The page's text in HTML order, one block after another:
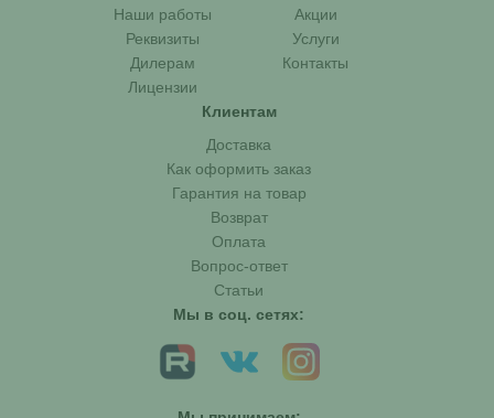
Наши работы
Акции
Реквизиты
Услуги
Дилерам
Контакты
Лицензии
Клиентам
Доставка
Как оформить заказ
Гарантия на товар
Возврат
Оплата
Вопрос-ответ
Статьи
Мы в соц. сетях: